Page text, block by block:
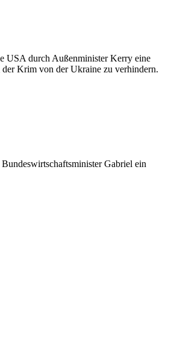
USA durch Außenminister Kerry eine
Krim von der Ukraine zu verhindern.
Gabriel ein